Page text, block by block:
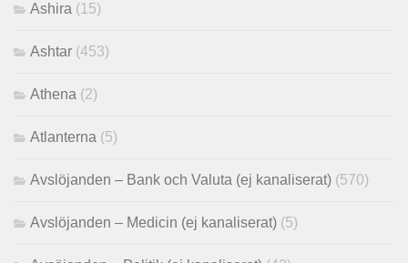
Ashira (15)
Ashtar (453)
Athena (2)
Atlanterna (5)
Avslöjanden – Bank och Valuta (ej kanaliserat) (570)
Avslöjanden – Medicin (ej kanaliserat) (5)